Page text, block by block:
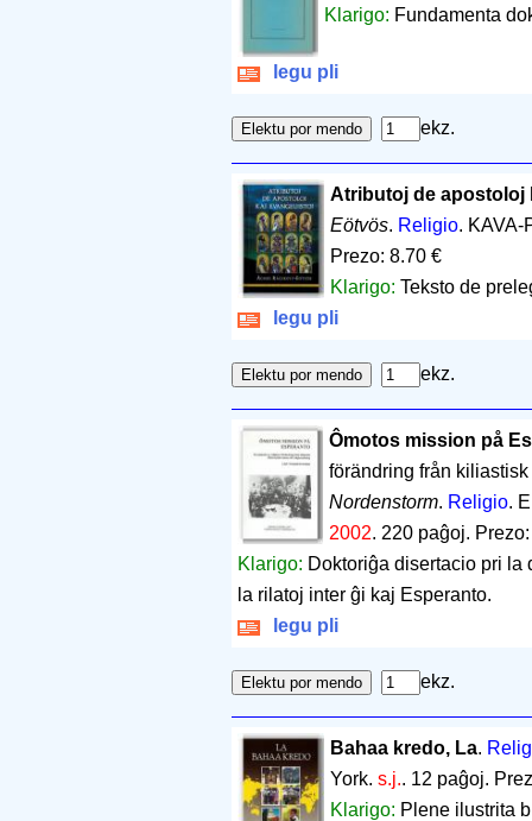
Klarigo: Fundamenta
legu pli
ekz.
Atributoj de apostoloj
Eötvös. Religio. KAVA-
Prezo: 8.70 €
Klarigo: Teksto de
legu pli
ekz.
Ômotos mission på
förändring från
Nordenstorm. Religio.
2002. 220 paĝoj.
Klarigo: Doktoriĝa disertacio pri
la rilatoj inter ĝi kaj Esperanto.
legu pli
ekz.
Bahaa kredo, La.
York. s.j.. 12 paĝoj.
Klarigo: Plene ilustrita